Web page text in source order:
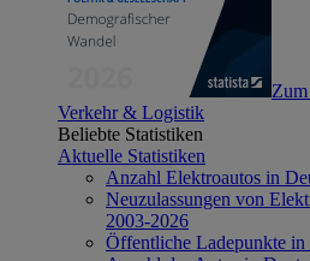
Verkehr & Logistik
Beliebte Statistiken
Aktuelle Statistiken
Anzahl Elektroautos in
Neuzulassungen von
2003-2026
Öffentliche Ladepunkte